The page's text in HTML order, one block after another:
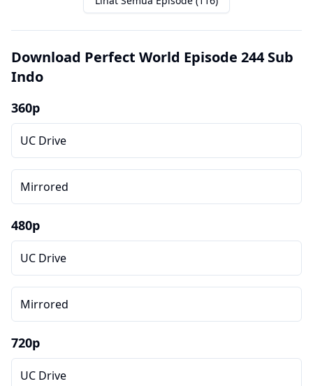
Download Perfect World Episode 244 Sub
Indo
360p
UC Drive
Mirrored
480p
UC Drive
Mirrored
720p
UC Drive